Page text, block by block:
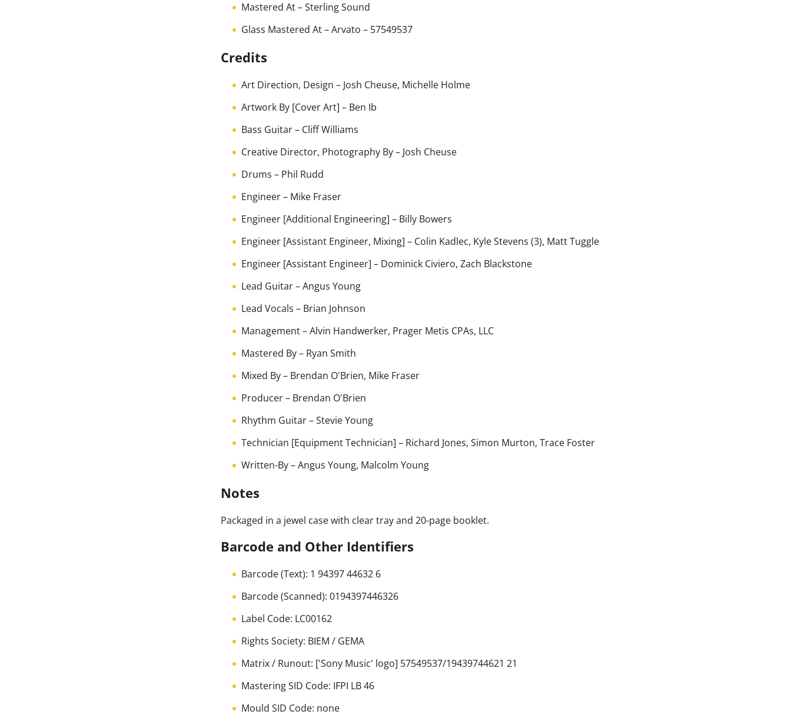
Mastered At– Sterling Sound
Glass Mastered At– Arvato – 57549537
Credits
Art Direction, Design – Josh Cheuse, Michelle Holme
Artwork By [Cover Art] – Ben Ib
Bass Guitar– Cliff Williams
Creative Director, Photography By– Josh Cheuse
Drums – Phil Rudd
Engineer– Mike Fraser
Engineer [Additional Engineering] – Billy Bowers
Engineer [Assistant Engineer, Mixing] – Colin Kadlec, Kyle Stevens (3), Matt Tuggle
Engineer [Assistant Engineer] – Dominick Civiero, Zach Blackstone
Lead Guitar–Angus Young
Lead Vocals – Brian Johnson
Management–Alvin Handwerker, Prager Metis CPAs, LLC
Mastered By– Ryan Smith
Mixed By– Brendan O'Brien, Mike Fraser
Producer– Brendan O'Brien
Rhythm Guitar–Stevie Young
Technician [Equipment Technician] – Richard Jones, Simon Murton, Trace Foster
Written-By–Angus Young, Malcolm Young
Notes
Packaged in a jewel case with clear tray and 20-page booklet.
Barcode and Other Identifiers
Barcode (Text): 1 94397 44632 6
Barcode (Scanned): 0194397446326
Label Code: LC00162
Rights Society: BIEM / GEMA
Matrix / Runout: ['Sony Music' logo] 57549537/19439744621 21
Mastering SID Code: IFPI LB 46
Mould SID Code: none